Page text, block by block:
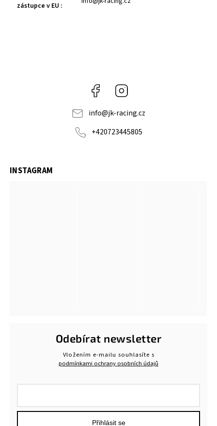
zástupce v EU :
Facebook
info@jk-racing.cz
+420723445805
INSTAGRAM
Odebírat newsletter
Vložením e-mailu souhlasíte s
podmínkami ochrany osobních údajů
Přihlásit se